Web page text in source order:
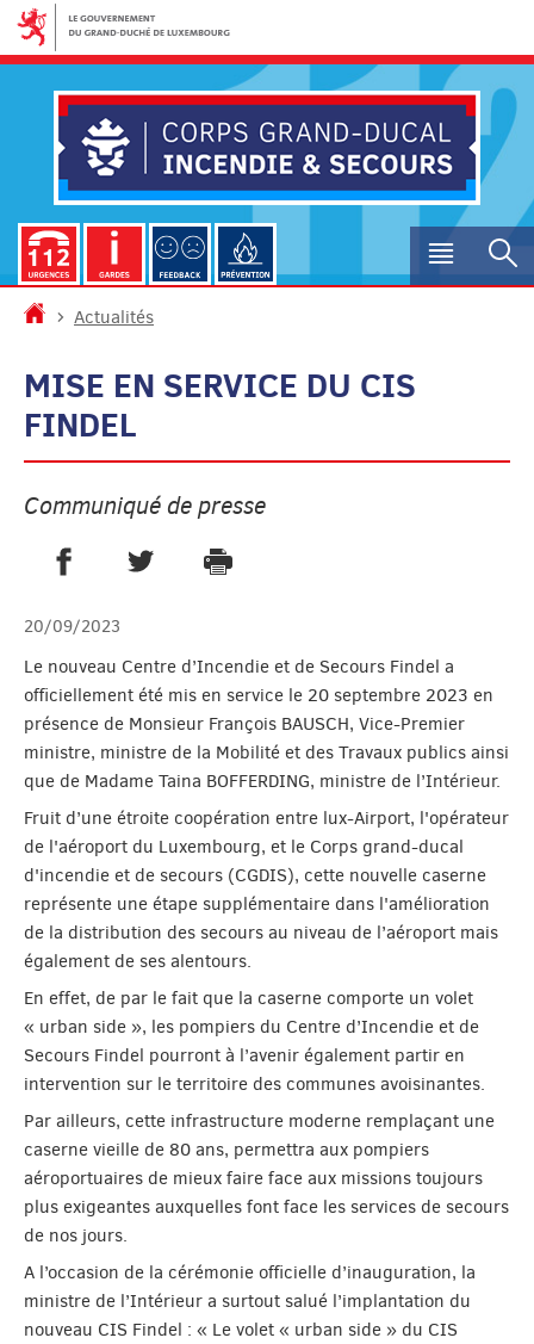
Aller
la
navigation
Aller
contenu
Menu
Accueil
Actualités
MISE EN SERVICE DU CIS
FINDEL
Communiqué de presse
PARTAGER SUR FACEBOOK
PARTAGER SUR TWITTER
IMPRIMER
20/09/2023
Le nouveau Centre d’Incendie et de Secours Findel a
officiellement été mis en service le 20 septembre 2023 en
présence de Monsieur François BAUSCH, Vice-Premier
ministre, ministre de la Mobilité et des Travaux publics ainsi
que de Madame Taina BOFFERDING, ministre de l’Intérieur.
Fruit d’une étroite coopération entre lux-Airport, l'opérateur
de l'aéroport du Luxembourg, et le Corps grand-ducal
d'incendie et de secours (CGDIS), cette nouvelle caserne
représente une étape supplémentaire dans l'amélioration
de la distribution des secours au niveau de l’aéroport mais
également de ses alentours.
En effet, de par le fait que la caserne comporte un volet
« urban side », les pompiers du Centre d’Incendie et de
Secours Findel pourront à l’avenir également partir en
intervention sur le territoire des communes avoisinantes.
Par ailleurs, cette infrastructure moderne remplaçant une
caserne vieille de 80 ans, permettra aux pompiers
aéroportuaires de mieux faire face aux missions toujours
plus exigeantes auxquelles font face les services de secours
de nos jours.
A l’occasion de la cérémonie officielle d’inauguration, la
ministre de l’Intérieur a surtout salué l’implantation du
nouveau CIS Findel : « Le volet « urban side » du CIS